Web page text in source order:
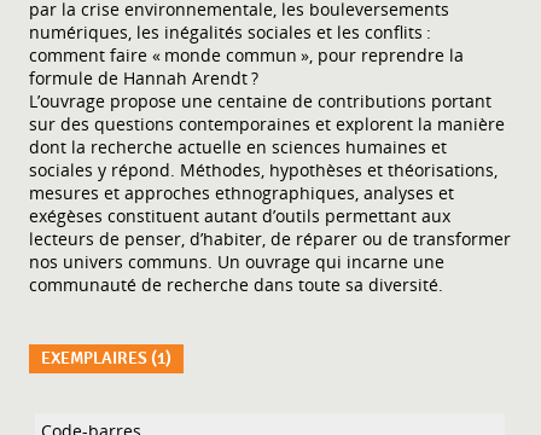
par la crise environnementale, les bouleversements
numériques, les inégalités sociales et les conflits :
comment faire « monde commun », pour reprendre la
formule de Hannah Arendt ?
L’ouvrage propose une centaine de contributions portant
sur des questions contemporaines et explorent la manière
dont la recherche actuelle en sciences humaines et
sociales y répond. Méthodes, hypothèses et théorisations,
mesures et approches ethnographiques, analyses et
exégèses constituent autant d’outils permettant aux
lecteurs de penser, d’habiter, de réparer ou de transformer
nos univers communs. Un ouvrage qui incarne une
communauté de recherche dans toute sa diversité.
EXEMPLAIRES (1)
Liste des exemplaires